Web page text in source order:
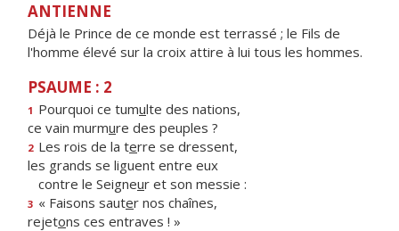
ANTIENNE
Déjà le Prince de ce monde est terrassé ; le Fils de
l'homme élevé sur la croix attire à lui tous les hommes.
PSAUME : 2
1 Pourquoi ce tumulte des nations,
ce vain murmure des peuples ?
2 Les rois de la terre se dressent,
les grands se liguent entre eux
contre le Seigneur et son messie :
3 « Faisons sauter nos chaînes,
rejetons ces entraves ! »